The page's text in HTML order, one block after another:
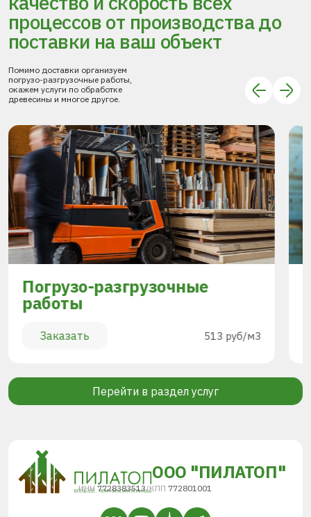
процессовот производства до
поставки на ваш объект
Помимо доставки организуем
погрузо-разгрузочные работы,
окажем услуги по обработке
древесины и многое другое.
Погрузо-разгрузочные
работы
Заказать 513 руб/м3
Перейти в раздел услуг
ООО "ПИЛАТОП"
ИНН 7728383513/КПП 772801001